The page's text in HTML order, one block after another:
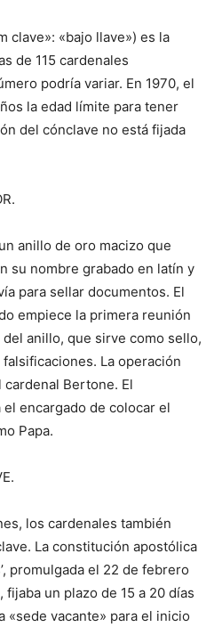
clave»: «bajo llave») es la
de 115 cardenales
podría variar. En 1970, el
la edad límite para tener
del cónclave no está fijada
anillo de oro macizo que
su nombre grabado en latín y
para sellar documentos. El
empiece la primera reunión
anillo, que sirve como sello,
La operación
cardenal Bertone. El
encargado de colocar el
Papa.
los cardenales también
La constitución apostólica
promulgada el 22 de febrero
fijaba un plazo de 15 a 20 días
«sede vacante» para el inicio